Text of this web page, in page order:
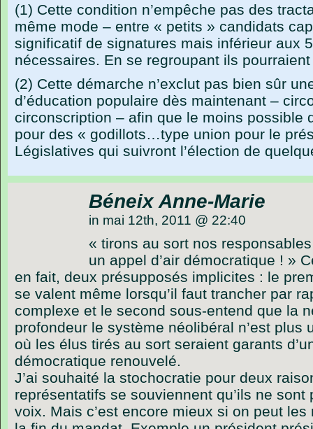
(1) Cette condition n’empêche pas des
même mode – entre « petits » candidats
significatif de signatures mais inférieur aux
nécessaires. En se regroupant ils
(2) Cette démarche n’exclut pas bien sûr
d’éducation populaire dès maintenant –
circonscription – afin que le moins possible
pour des « godillots…type union pour le
Législatives qui suivront l’élection de
Béneix Anne-Marie
in mai 12th, 2011 @ 22:40
« tirons au sort nos
un appel d’air démocratique ! »
en fait, deux présupposés implicites : le
se valent même lorsqu’il faut trancher par
complexe et le second sous-entend que la
profondeur le système néolibéral n’est plus
où les élus tirés au sort seraient garants
démocratique renouvelé.
J’ai souhaité la stochocratie pour deux
représentatifs se souviennent qu’ils ne
voix. Mais c’est encore mieux si on peut